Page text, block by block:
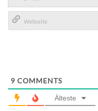
E-
Mail*
9 COMMENTS
Älteste